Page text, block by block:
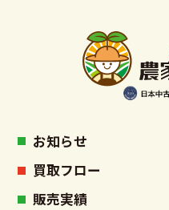
お知らせ
買取フロー
販売実績